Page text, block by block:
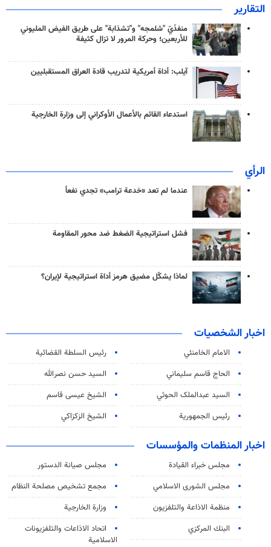
التقارير
منفذَيّ "شلمجه" و"تشذابة" على طريق الفيض المليوني
للأربعين؛ وحركة المرور لا تزال كثيفة
آيلب: أداة أمريكية لتدريب قادة العراق المستقبليين
استدعاء القائم بالأعمال الأوكراني إلى وزارة الخارجية
الرأي
عندما لم تعد «خدعة ترامب» تجدي نفعاً
فشل استراتيجية الضغط ضد محور المقاومة
لماذا يشكّل مضيق هرمز أداة استراتيجية لإيران؟
اخبار الشخصيات
الامام الخامنئي
رئیس السلطة القضائیة
الحاج قاسم سليماني
السيد حسن نصرالله
السید عبدالملک الحوثي
الشيخ عيسى قاسم
رئيس الجمهورية
الشيخ الزكزاكي
اخبار المنظمات والمؤسسات
مجلس خبراء القيادة
مجلس صيانة الدستور
مجلس الشورى الاسلامي
مجمع تشخيص مصلحة النظام
منظمة الاذاعة والتلفزیون
وزارة الخارجية
البنك المركزي
اتحاد الاذاعات والتلفزيونات
الاسلامية